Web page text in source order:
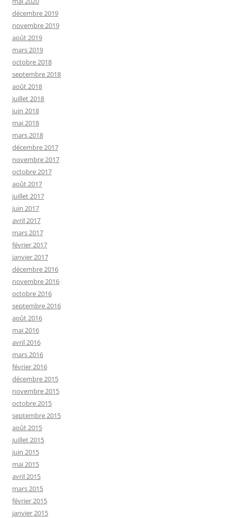
décembre 2019
novembre 2019
août 2019
mars 2019
octobre 2018
septembre 2018
août 2018
juillet 2018
juin 2018
mai 2018
mars 2018
décembre 2017
novembre 2017
octobre 2017
août 2017
juillet 2017
juin 2017
avril 2017
mars 2017
février 2017
janvier 2017
décembre 2016
novembre 2016
octobre 2016
septembre 2016
août 2016
mai 2016
avril 2016
mars 2016
février 2016
décembre 2015
novembre 2015
octobre 2015
septembre 2015
août 2015
juillet 2015
juin 2015
mai 2015
avril 2015
mars 2015
février 2015
janvier 2015